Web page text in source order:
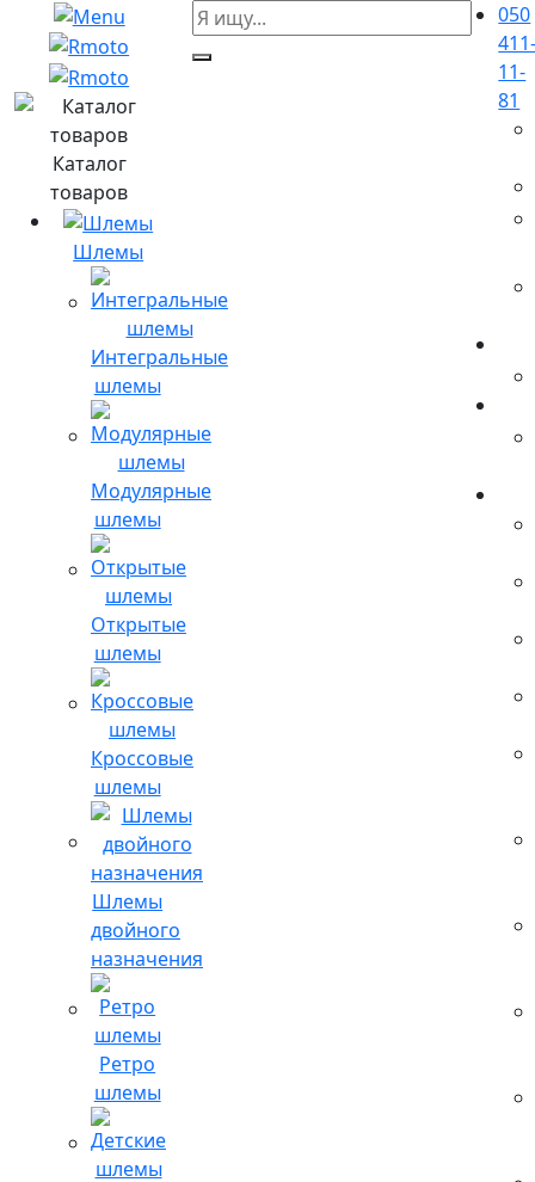
Каталог
товаров
Шлемы
Интегральные
шлемы
Модулярные
шлемы
Открытые
шлемы
Кроссовые
шлемы
Шлемы
двойного
назначения
Ретро
шлемы
050
11-
81